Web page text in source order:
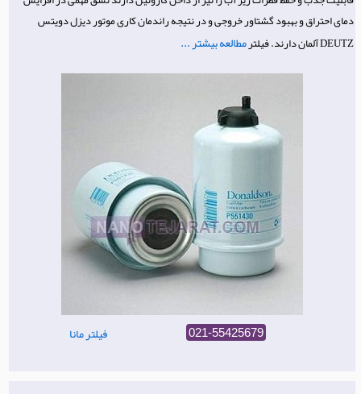
دمای احتراق و بهبود گشتاور خروجی و در نتیجه راندمان کاری موتور دیزل دویتس
DEUTZ آلمان دارند. فیلتر
مطالعه بیشتر ...
فیلتر مانا 021-55425679